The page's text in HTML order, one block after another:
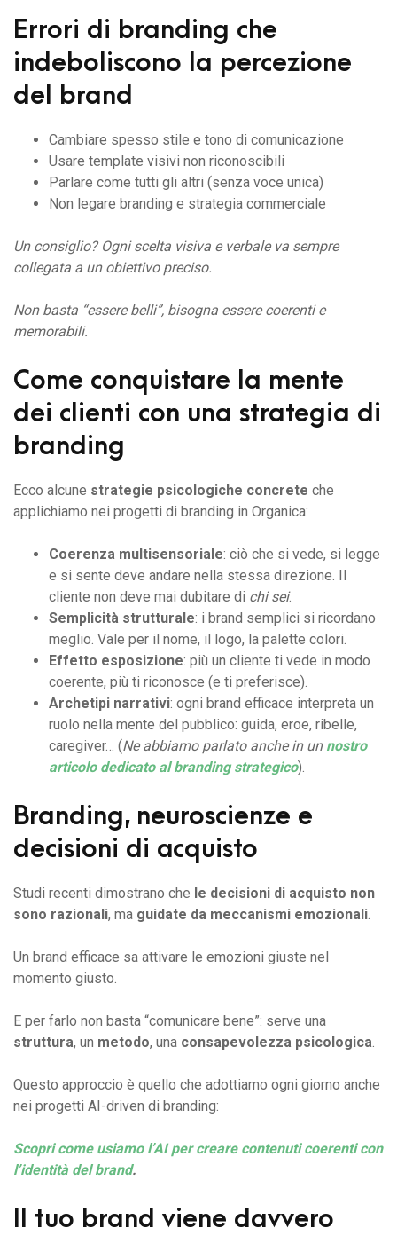
Errori di branding che
indeboliscono la percezione
del brand
Cambiare spesso stile e tono di comunicazione
Usare template visivi non riconoscibili
Parlare come tutti gli altri (senza voce unica)
Non legare branding e strategia commerciale
Un consiglio? Ogni scelta visiva e verbale va sempre
collegata a un obiettivo preciso.
Non basta “essere belli”, bisogna essere coerenti e
memorabili.
Come conquistare la mente
dei clienti con una strategia di
branding
Ecco alcune strategie psicologiche concrete che
applichiamo nei progetti di branding in Organica:
Coerenza multisensoriale: ciò che si vede, si legge
e si sente deve andare nella stessa direzione. Il
cliente non deve mai dubitare di chi sei.
Semplicità strutturale: i brand semplici si ricordano
meglio. Vale per il nome, il logo, la palette colori.
Effetto esposizione: più un cliente ti vede in modo
coerente, più ti riconosce (e ti preferisce).
Archetipi narrativi: ogni brand efficace interpreta un
ruolo nella mente del pubblico: guida, eroe, ribelle,
caregiver… (Ne abbiamo parlato anche in un nostro
articolo dedicato albranding strategico).
Branding, neuroscienze e
decisioni di acquisto
Studi recenti dimostrano che le decisioni di acquisto non
sono razionali, ma guidate da meccanismi emozionali.
Un brand efficace sa attivare le emozioni giuste nel
momento giusto.
E per farlo non basta “comunicare bene”: serve una
struttura, un metodo, una consapevolezza psicologica.
Questo approccio è quello che adottiamo ogni giorno anche
nei progetti AI-driven di branding:
Scopri come usiamo l’AI per creare contenuti coerenti con
l’identità del brand.
Il tuo brand viene davvero